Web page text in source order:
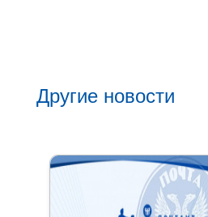
Другие новости